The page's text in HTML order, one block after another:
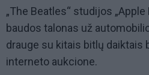
„The Beatles“ studijos
baudos talonas už
drauge su kitais bitlų daiktais
interneto aukcione.